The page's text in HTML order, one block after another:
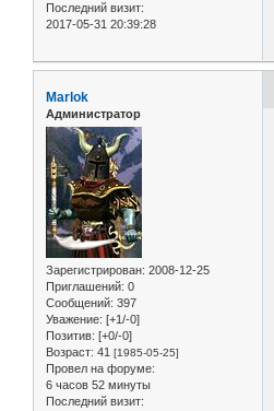
Последний визит:
2017-05-31 20:39:28
Marlok
Администратор
Зарегистрирован: 2008-12-25
Приглашений: 0
Сообщений: 397
Уважение: [+1/-0]
Позитив: [+0/-0]
Возраст: 41 [1985-05-25]
Провел на форуме:
6 часов 52 минуты
Последний визит: